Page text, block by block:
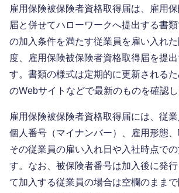
雇用保険被保険者資格取得届は、雇用
届と併せてハローワークへ提出する書
の加入条件を満たす従業員を雇い入れ
度、雇用保険被保険者資格取得届を提
す。書類の様式は定期的に更新される
のWebサイトなどで最新のものを確認し
雇用保険被保険者資格取得届には、従業
個人番号（マイナンバー）、雇用形態、
その従業員の雇い入れ日や入社時点で
す。なお、被保険者番号は加入後に発
て加入する従業員の場合は空欄のままで